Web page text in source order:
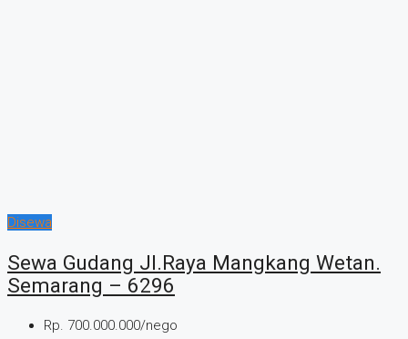
Disewa
Sewa Gudang Jl.Raya Mangkang Wetan.
Semarang – 6296
Rp. 700.000.000/nego